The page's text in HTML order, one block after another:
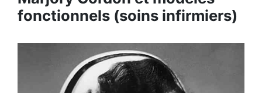
fonctionnels (soins infirmiers)